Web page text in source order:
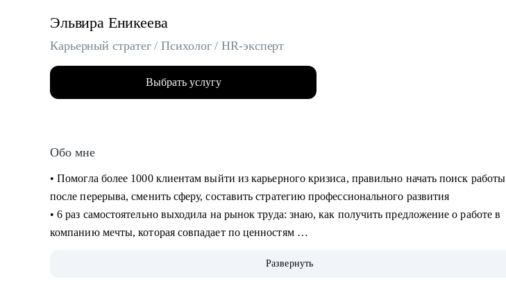
Эльвира Еникеева
Карьерный стратег / Психолог / HR-эксперт
Выбрать услугу
Обо мне
‌‌‌‌‌• Помогла более 1000 клиентам выйти из карьерного кризиса, правильно начать поиск работы
после перерыва, сменить сферу, составить стратегию профессионального развития
‌‌• 6 раз самостоятельно выходила на рынок труда: знаю, как получить предложение о работе в
компанию мечты, которая совпадает по ценностям
Развернуть